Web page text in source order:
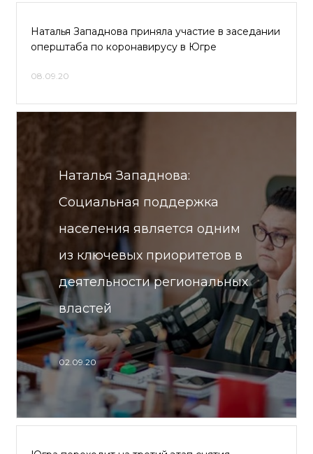
Наталья Западнова приняла участие в заседании
оперштаба по коронавирусу в Югре
08.09.20
Наталья Западнова:
Социальная поддержка
населения является одним
из ключевых приоритетов в
деятельности региональных
властей
02.09.20